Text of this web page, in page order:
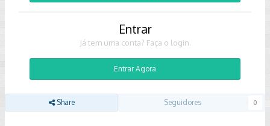
Entrar
Já tem uma conta? Faça o login.
Entrar Agora
Share Seguidores 0